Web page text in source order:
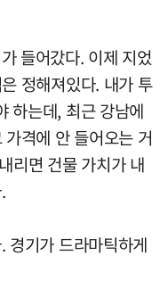
들어갔다. 이제 지었
정해져있다. 내가 투
하는데, 최근 강남에
격에 안 들어오는 거
리면 건물 가치가 내
경기가 드라마틱하게